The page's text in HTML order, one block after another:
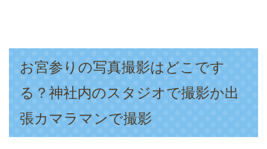
お宮参りの写真撮影はどこです
る？神社内のスタジオで撮影か出
張カマラマンで撮影